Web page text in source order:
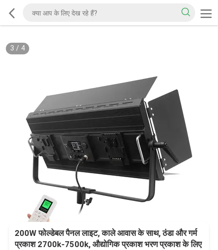
3 / 4
200W फोल्डेबल पैनल लाइट, काले आवास के साथ, ठंडा और गर्म
प्रकाश 2700k-7500k, औद्योगिक प्रकाश भरण प्रकाश के लिए